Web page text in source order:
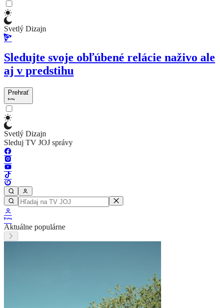
Svetlý Dizajn
Sledujte svoje obľúbené relácie naživo ale
aj v predstihu
Prehrať
Svetlý Dizajn
Sleduj TV JOJ správy
Aktuálne populárne